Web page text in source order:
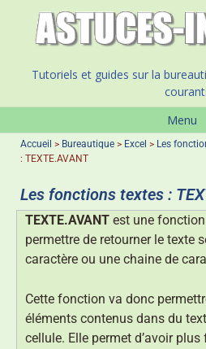
Tutoriels et guides sur la
Menu
Accueil > Bureautique > Excel > Les
: TEXTE.AVANT
Les fonctions textes :
TEXTE.AVANT est une
permettre de retourner le texte
caractère ou une chaine de
Cette fonction va donc
éléments contenus dans du
cellule. Elle permet d’avoir